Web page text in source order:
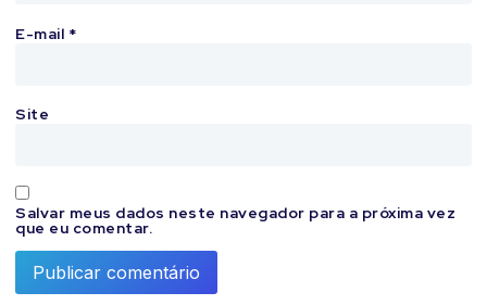
E-mail *
Site
Salvar meus dados neste navegador para a próxima vez
que eu comentar.